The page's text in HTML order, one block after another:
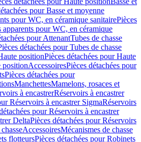
pour Basse et moyenne
pour WC, en céramique sanitairePièces
apparents pour WC, en céramique
pour AttenantTubes de chasse
détachées pour Tubes de chasse
positionPièces détachées pour Haute
positionAccessoiresPièces détachées pour
Pièces détachées pour
ManchettesMamelons, rosaces et
à encastrerRéservoirs à encastrer
Réservoirs à encastrer SigmaRéservoirs
pour Réservoirs à encastrer
DeltaPièces détachées pour Réservoirs
AccessoiresMécanismes de chasse
flotteursPièces détachées pour Robinets